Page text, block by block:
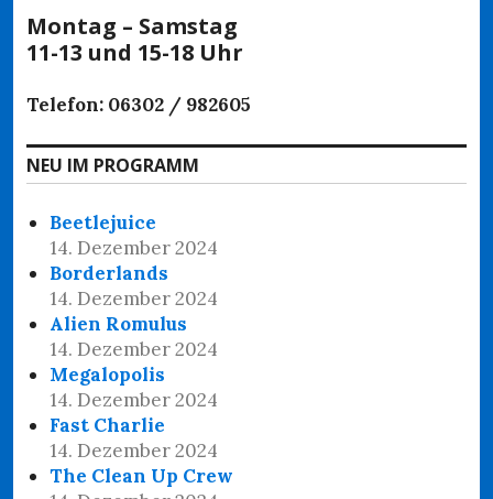
Montag – Samstag
11-13 und 15-18 Uhr
Telefon: 06302 / 982605
NEU IM PROGRAMM
Beetlejuice
14. Dezember 2024
Borderlands
14. Dezember 2024
Alien Romulus
14. Dezember 2024
Megalopolis
14. Dezember 2024
Fast Charlie
14. Dezember 2024
The Clean Up Crew